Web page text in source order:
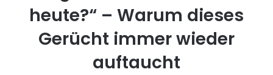
heute?“ – Warum dieses
Gerücht immer wieder
auftaucht